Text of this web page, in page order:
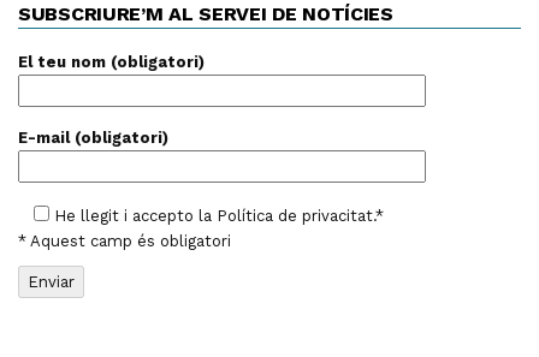
SUBSCRIURE’M AL SERVEI DE NOTÍCIES
El teu nom (obligatori)
E-mail (obligatori)
He llegit i accepto la Política de privacitat.*
* Aquest camp és obligatori